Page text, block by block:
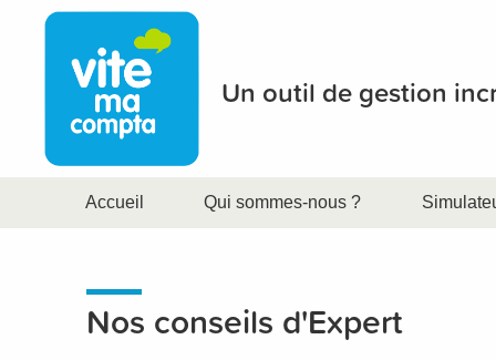
Un outil de gestion
Accueil Qui sommes-nous ?
Nos conseils d'Expert